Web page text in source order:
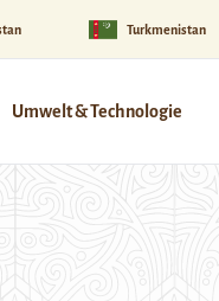
Turkmenistan
Umwelt & Technologie